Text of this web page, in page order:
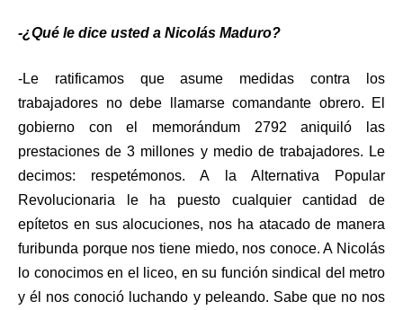
-¿Qué le dice usted a Nicolás Maduro?
-Le ratificamos que asume medidas contra los
trabajadores no debe llamarse comandante obrero. El
gobierno con el memorándum 2792 aniquiló las
prestaciones de 3 millones y medio de trabajadores. Le
decimos: respetémonos. A la Alternativa Popular
Revolucionaria le ha puesto cualquier cantidad de
epítetos en sus alocuciones, nos ha atacado de manera
furibunda porque nos tiene miedo, nos conoce. A Nicolás
lo conocimos en el liceo, en su función sindical del metro
y él nos conoció luchando y peleando. Sabe que no nos